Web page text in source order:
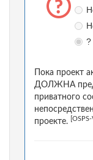
?
Пока проект
ДОЛЖНА
приватного
проекте.